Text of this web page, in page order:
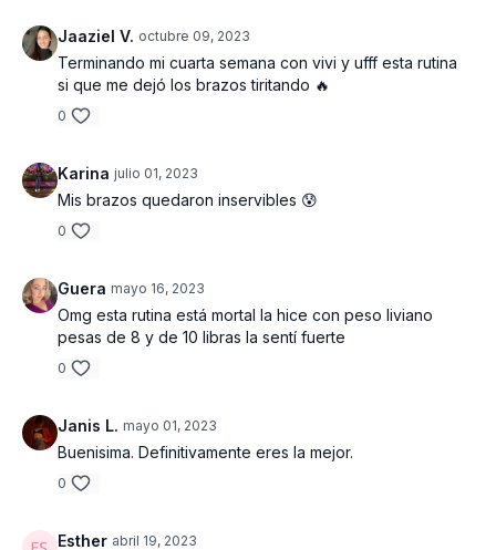
codos laterales | Remo alternado a un brazo| Remos laterales
inclinado| Press de hombros paralelos| Elevaciones de brazos
laterales| 3 series totales
Bloque 2 : Curl de biceps de martillo | Combinación curl de
series totales
Bloque 3 : Remos alternos de brazos en posición de plancha |
Plancha rodilla a pecho alternado | Plancha reversa para
plancha de codos a plancha regular | Mountain climbers | 3
series totales
Jaaziel V. octubre 09, 2023
Terminando mi cuarta semana con vivi y ufff esta rutina
si que me dejó los brazos tiritando 🔥
0
Karina julio 01, 2023
Mis brazos quedaron inservibles 😰
0
Guera mayo 16, 2023
Omg esta rutina está mortal la hice con peso liviano
pesas de 8 y de 10 libras la sentí fuerte
0
Janis L. mayo 01, 2023
Buenisima. Definitivamente eres la mejor.
0
Esther abril 19, 2023